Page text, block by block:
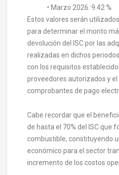
• Marzo 2026: 9.42 %
Estos valores serán
para determinar el monto
devolución del ISC por las
realizadas en dichos
con los requisitos
proveedores autorizados y
comprobantes de pago
Cabe recordar que el
de hasta el 70% del ISC que
combustible, constituyendo
económico para el sector
incremento de los costos